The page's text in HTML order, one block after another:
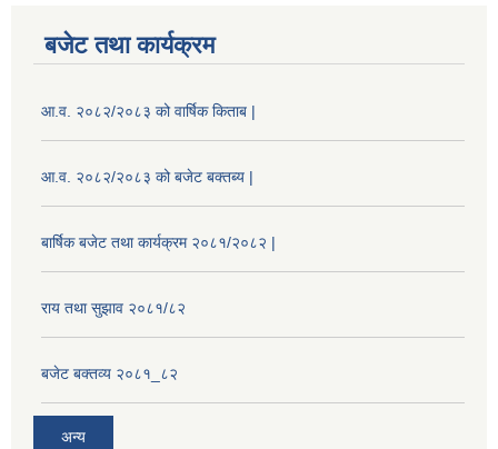
बजेट तथा कार्यक्रम
आ.व. २०८२/२०८३ को वार्षिक किताब |
आ.व. २०८२/२०८३ को बजेट बक्तब्य |
बार्षिक बजेट तथा कार्यक्रम २०८१/२०८२ |
राय तथा सुझाव २०८१/८२
बजेट बक्तव्य २०८१_८२
अन्य